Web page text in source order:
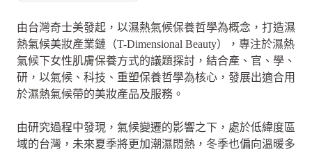
由台灣奇士美發起，以濕熱氣候保養哲學為概念，打造濕
熱氣候美妝產業鏈（T-Dimensional Beauty），專注於濕熱
氣候下女性肌膚保養方式的議題探討，結合產、官、學、
研，以氣候、科技、重塑保養哲學為核心，發展出適合用
於濕熱氣候帶的美妝產品及服務。
由研究過程中發現，氣候變遷的影響之下，處於低緯度區
域的台灣，未來夏季將更加潮濕悶熱，冬季也偏向溫暖多